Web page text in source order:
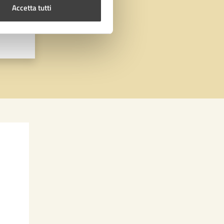
Accetta tutti